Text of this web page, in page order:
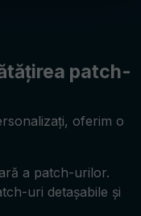
patch-
oferim o
a patch-urilor.
uri detașabile și